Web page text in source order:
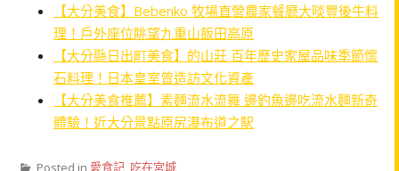
【大分美食】Bebenko 牧場直營農家餐廳大啖豐後牛料
理！戶外座位眺望九重山飯田高原
【大分縣日出町美食】的山莊 百年歷史家屋品味季節懷
石料理！日本皇室曾造訪文化資產
【大分美食推薦】素麵流水流舞 邊釣魚邊吃流水麵新奇
體驗！近大分景點原尻瀑布道之駅
Posted in 愛食記, 吃在宮城